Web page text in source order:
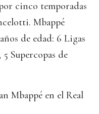
cinco temporadas
Mbappé
de edad: 6 Ligas
Supercopas de
Mbappé en el Real